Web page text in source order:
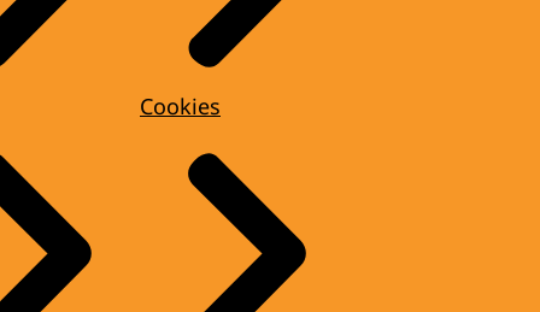
Cookies